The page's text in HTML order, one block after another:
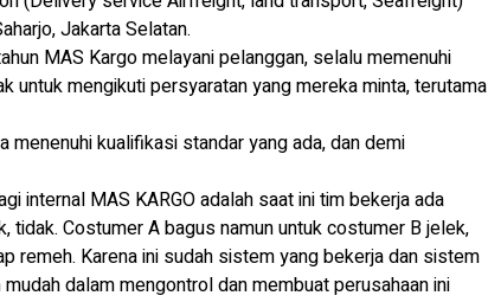
Jakarta Selatan.
MAS Kargo melayani pelanggan, selalu memenuhi
mengikuti persyaratan yang mereka minta, terutama
kualifikasi standar yang ada, dan demi
internal MAS KARGO adalah saat ini tim bekerja ada
Costumer A bagus namun untuk costumer B jelek,
remeh. Karena ini sudah sistem yang bekerja dan sistem
dalam mengontrol dan membuat perusahaan ini